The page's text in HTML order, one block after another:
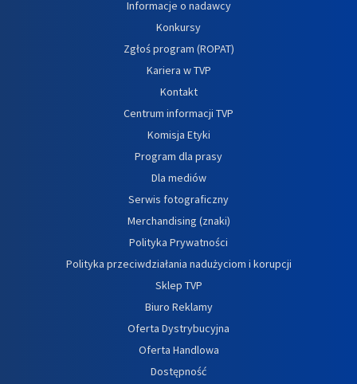
Informacje o nadawcy
Konkursy
Zgłoś program (ROPAT)
Kariera w TVP
Kontakt
Centrum informacji TVP
Komisja Etyki
Program dla prasy
Dla mediów
Serwis fotograficzny
Merchandising (znaki)
Polityka Prywatności
Polityka przeciwdziałania nadużyciom i korupcji
Sklep TVP
Biuro Reklamy
Oferta Dystrybucyjna
Oferta Handlowa
Dostępność